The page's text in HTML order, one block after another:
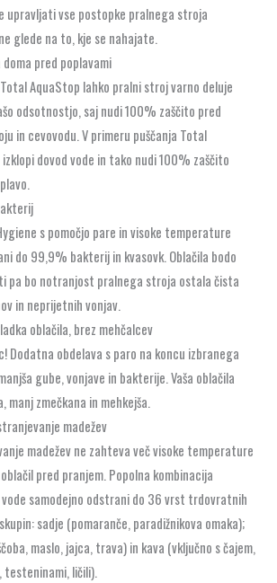
upravljati vse postopke pralnega stroja
glede na to, kje se nahajate.
pred poplavami
AquaStop lahko pralni stroj varno deluje
odsotnostjo, saj nudi 100% zaščito pred
in cevovodu. V primeru puščanja Total
dovod vode in tako nudi 100% zaščito
s pomočjo pare in visoke temperature
do 99,9% bakterij in kvasovk. Oblačila bodo
pa bo notranjost pralnega stroja ostala čista
in neprijetnih vonjav.
oblačila, brez mehčalcev
Dodatna obdelava s paro na koncu izbranega
gube, vonjave in bakterije. Vaša oblačila
manj zmečkana in mehkejša.
madežev
madežev ne zahteva več visoke temperature
pred pranjem. Popolna kombinacija
samodejno odstrani do 36 vrst trdovratnih
sadje (pomaranče, paradižnikova omaka);
maslo, jajca, trava) in kava (vključno s čajem,
testeninami, ličili).